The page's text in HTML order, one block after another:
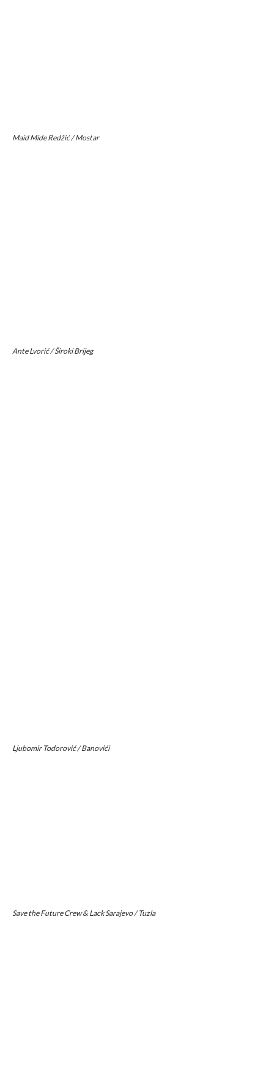
Maid Mide Redžić / Mostar
Ante Lvorić / Široki Brijeg
Ljubomir Todorović / Banovići
Save the Future Crew & Lack Sarajevo / Tuzla